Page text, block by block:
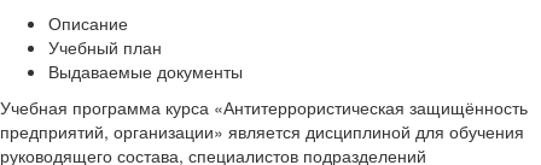
Описание
Учебный план
Выдаваемые документы
Учебная программа курса «Антитеррористическая защищённость
предприятий, организации» является дисциплиной для обучения
руководящего состава, специалистов подразделений